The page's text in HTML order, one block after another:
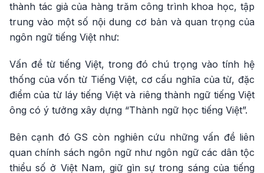
thành tác giả của hàng trăm công trình khoa học, tập
trung vào một số nội dung cơ bản và quan trọng của
ngôn ngữ tiếng Việt như:
Vấn đề từ tiếng Việt, trong đó chú trọng vào tính hệ
thống của vốn từ Tiếng Việt, cơ cấu nghĩa của từ, đặc
điểm của từ láy tiếng Việt và riêng thành ngữ tiếng Việt
ông có ý tưởng xây dựng “Thành ngữ học tiếng Việt”.
Bên cạnh đó GS còn nghiên cứu những vấn đề liên
quan chính sách ngôn ngữ như ngôn ngữ các dân tộc
thiểu số ở Việt Nam, giữ gìn sự trong sáng của tiếng